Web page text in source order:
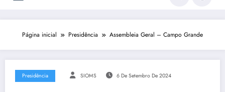
Página inicial Presidência Assembleia Geral – Campo Grande
Presidência SIOMS 6 De Setembro De 2024